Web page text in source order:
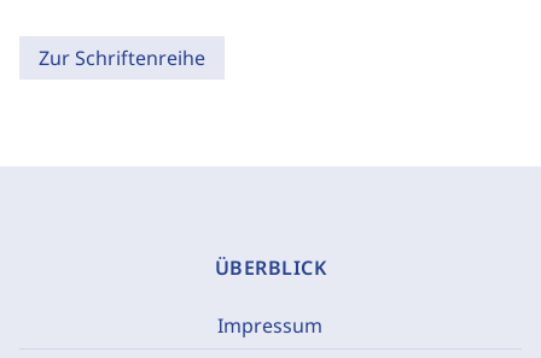
Zur Schriftenreihe
ÜBERBLICK
Impressum